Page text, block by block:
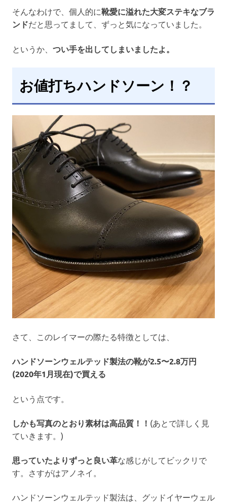
そんなわけで、個人的に靴愛に溢れた大変ステキなブラ
ンドだと思ってまして、ずっと気になっていました。
というか、 つい手を出してしまいましたよ。
お値打ちハンドソーン！？
さて、このレイマーの際たる特徴としては、
ハンドソーンウェルテッド製法の靴が2.5〜2.8万円
(2020年1月現在)で買える
という点です。
しかも写真のとおり素材は高品質！！ (あとで詳しく見
ていきます。)
思っていたよりずっと良い革な感じがしてビックリで
す。さすがはアノネイ。
ハンドソーンウェルテッド製法は、グッドイヤーウェル